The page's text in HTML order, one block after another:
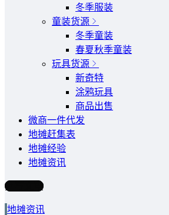
冬季服装
童装货源
冬季童装
春夏秋季童装
玩具货源
新奇特
涂鸦玩具
商品出售
微商一件代发
地摊赶集表
地摊经验
地摊资讯
写文章
地摊资讯